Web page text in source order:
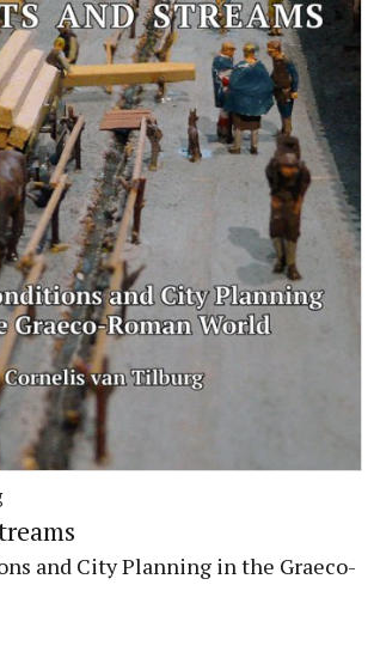
and City Planning in the Graeco-